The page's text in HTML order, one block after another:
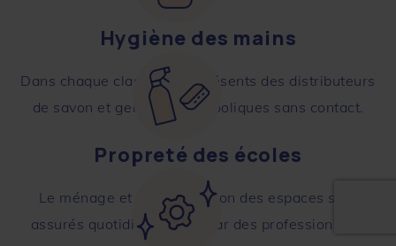
Hygiène des mains
Dans chaque classe, sont présents des distributeurs
de savon et gels hydro-alcooliques sans contact.
Propreté des écoles
Le ménage et la désinfection des espaces sont
assurés quotidiennement par des professionnels.